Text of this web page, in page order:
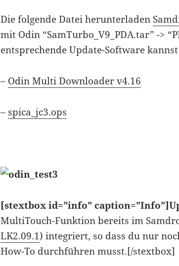
Die folgende Datei herunterladen
mit Odin “SamTurbo_V9_PDA.tar” ->
entsprechende Update-Software
– Odin Multi Downloader v4.16
– spica_jc3.ops
[stextbox id=”info” caption=”Info”]
MultiTouch-Funktion bereits im
LK2.09.1) integriert, so dass du nur
How-To durchführen musst.[/stextbox]